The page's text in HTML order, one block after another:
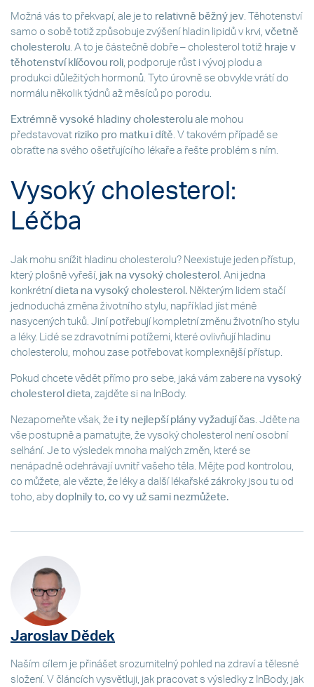
Možná vás to překvapí, ale je to relativně běžný jev. Těhotenství
samo o sobě totiž způsobuje zvýšení hladin lipidů v krvi, včetně
cholesterolu. A to je částečně dobře – cholesterol totiž hraje v
těhotenství klíčovou roli, podporuje růst i vývoj plodu a
produkci důležitých hormonů. Tyto úrovně se obvykle vrátí do
normálu několik týdnů až měsíců po porodu.
Extrémně vysoké hladiny cholesterolu ale mohou
představovat riziko pro matku i dítě. V takovém případě se
obraťte na svého ošetřujícího lékaře a řešte problém s ním.
Vysoký cholesterol:
Léčba
Jak mohu snížit hladinu cholesterolu? Neexistuje jeden přístup,
který plošně vyřeší, jak na vysoký cholesterol . Ani jedna
konkrétní dieta na vysoký cholesterol. Některým lidem stačí
jednoduchá změna životního stylu, například jíst méně
nasycených tuků. Jiní potřebují kompletní změnu životního stylu
a léky. Lidé se zdravotními potížemi, které ovlivňují hladinu
cholesterolu, mohou zase potřebovat komplexnější přístup.
Pokud chcete vědět přímo pro sebe, jaká vám zabere na vysoký
cholesterol dieta , zajděte si na InBody.
Nezapomeňte však, že i ty nejlepší plány vyžadují čas . Jděte na
vše postupně a pamatujte, že vysoký cholesterol není osobní
selhání. Je to výsledek mnoha malých změn, které se
nenápadně odehrávají uvnitř vašeho těla. Mějte pod kontrolou,
co můžete, ale vězte, že léky a další lékařské zákroky jsou tu od
toho, abydoplnily to, co vy už sami nezmůžete.
Jaroslav Dědek
Naším cílem je přinášet srozumitelný pohled na zdraví a tělesné
složení. V článcích vysvětluji, jak pracovat s výsledky z InBody, jak